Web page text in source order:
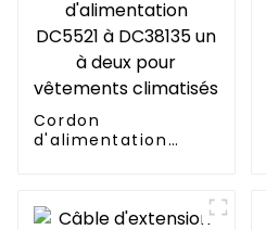
Cordon
d'alimentation
climatisés